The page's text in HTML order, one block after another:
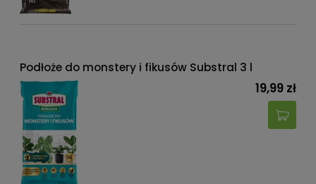
Podłoże do monstery i fikusów Substral 3 l
19,99 zł